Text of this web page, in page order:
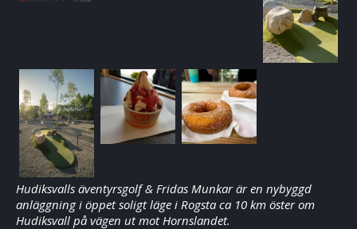
Hudiksvalls äventyrsgolf & Fridas Munkar är en nybyggd
anläggning i öppet soligt läge i Rogsta ca 10 km öster om
Hudiksvall på vägen ut mot Hornslandet.